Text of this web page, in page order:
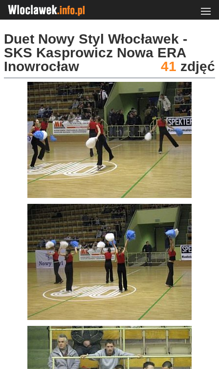
Duet Nowy Styl Włocławek -
SKS Kasprowicz Nowa ERA
Inowrocław
41 zdjęć